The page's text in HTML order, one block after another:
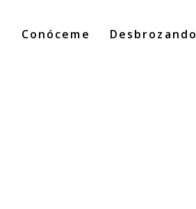
Conóceme Desbrozando